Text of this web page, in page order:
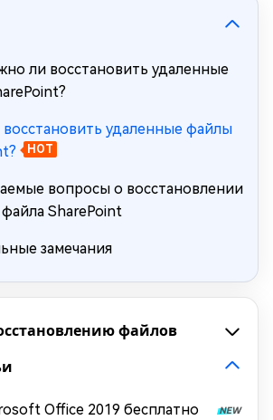
ли восстановить удаленные
восстановить удаленные файлы
HOT
вопросы о восстановлении
SharePoint
замечания
файлов
Office 2019 бесплатно